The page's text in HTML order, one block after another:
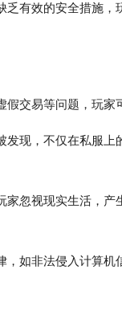
有效的安全措施
交易等问题，玩家
发现，不仅在私服
忽视现实生活，
如非法侵入计算